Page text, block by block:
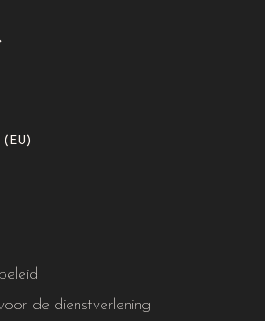
(EU)
de dienstverlening